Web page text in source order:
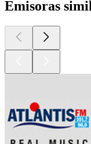
Emisoras